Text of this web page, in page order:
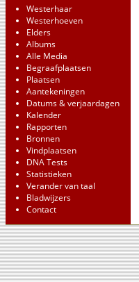
Westerhaar
Westerhoeven
Elders
Albums
Alle Media
Begraafplaatsen
Plaatsen
Aantekeningen
Datums & verjaardagen
Kalender
Rapporten
Bronnen
Vindplaatsen
DNA Tests
Statistieken
Verander van taal
Bladwijzers
Contact